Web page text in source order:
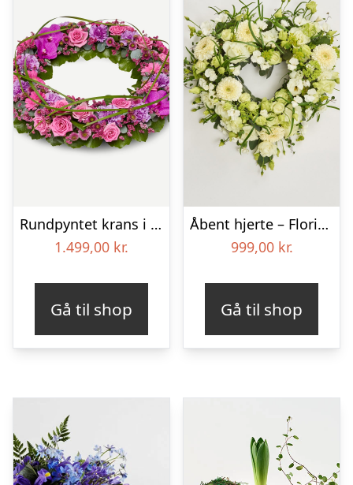
Rundpyntet krans i klassisk stil – pink
1.499,00 kr.
Gå til shop
Åbent hjerte – Floristens kreative valg
999,00 kr.
Gå til shop